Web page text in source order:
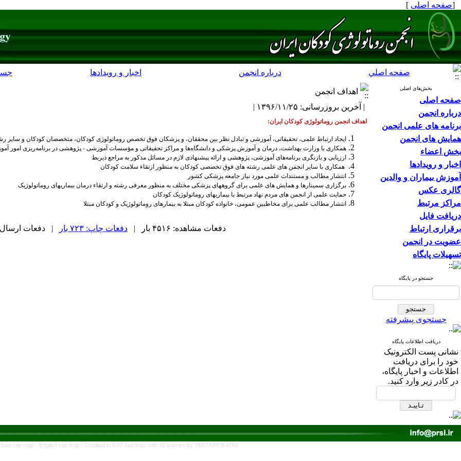
[صفحه اصلی ]
صفحه اصلي درباره انجمن اخبار و رویدادها
بخش‌های اصلی
صفحه اصلی
درباره انجمن
برنامه های علمی انجمن
همایش های انجمن
بخش اعضاء
اخبار و رویدادها
آموزش بیماران و والدین
گالری عکس
مراکز مرتبط
دریافت فایل
برقراری ارتباط
عضویت در انجمن
تسهیلات پایگاه
جستجو در پایگاه
جستجوی پیشرفته
دریافت اطلاعات پایگاه
نشانی پست الکترونیک
خود را برای دریافت
اطلاعات و اخبار پایگاه،
در کادر زیر وارد کنید.
اهداف انجمن
| آخرین بروزرسانی: ۱۳۹۶/۱۱/۲۵ |
اهداف انجمن روماتولوژی کودکان ایران:
ایجاد ارتباط علمی، تحقیقاتی، آموزشی و تبادل نظر بین محققان، و پزشکان فوق تخصص روماتولوژی کودکان، متخصصان کودکان و سایر
همکاری با وزارت بهداشت، درمان و آموزش پزشکی و دانشگاه‌ها و مراکز تحقیقاتی و مؤسسات آموزشی - پژوهشی در برنامه‌ریزی امور
ارزیابی و بازنگری برنامه‌های آموزشی، پژوهشی و ارائه پیشنهادی لازم در مسائل مذکور به مراجع ذیربط
همکاری با سایر انجمن های علمی رشته های فوق تخصصی کودکان به منظور ازتقاء سلامت کودکان
انتشار مطالب و مستندات علمی مورد نیاز جامعه پزشکی کشور
برگزاری سمینارها و همایش های علمی برای گروههای پزشکی مختلف به منظور معرفی رشته و ارتقاء درمان بیماریهای روماتولوژیک
حمایت علمی از انجمن های مردم نهاد مرتبط با بیماریهای روماتولوژیک کودکان
انتشار مطالب علمی برای مخاطبین عمومی، خانواده کودکان مبتلا به بیمارهای روماتولوژیک و کودکان مبتلا
دفعات مشاهده: ۴۵۱۶ بار | دفعات چاپ: ۷۲۳ بار | دفعات ارسال به
site map - English site map - Created in 0.07 seconds with 41 queries by YEKTAWEB 4766